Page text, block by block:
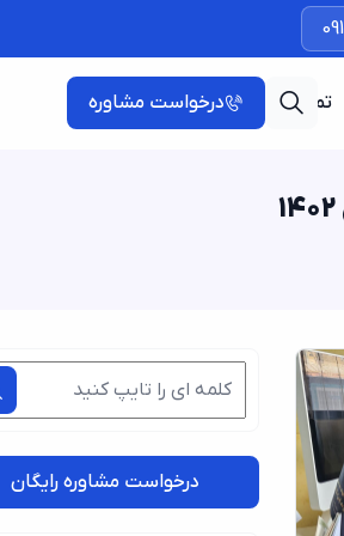
تماس با ما درخواست مشاوره
درخواست مشاوره رایگان